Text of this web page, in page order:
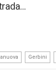
Gerbini